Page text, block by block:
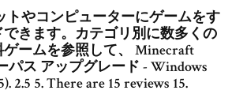
トやコンピューターにゲームをす
できます。カテゴリ別に数多くの
ームを参照して、 Minecraft
パス アップグレード - Windows
2.5 5. There are 15 reviews 15.